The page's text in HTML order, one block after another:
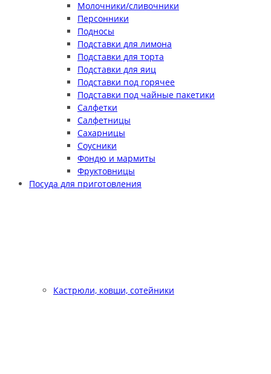
Молочники/сливочники
Персонники
Подносы
Подставки для лимона
Подставки для торта
Подставки для яиц
Подставки под горячее
Подставки под чайные пакетики
Салфетки
Салфетницы
Сахарницы
Соусники
Фондю и мармиты
Фруктовницы
Посуда для приготовления
Кастрюли, ковши, сотейники